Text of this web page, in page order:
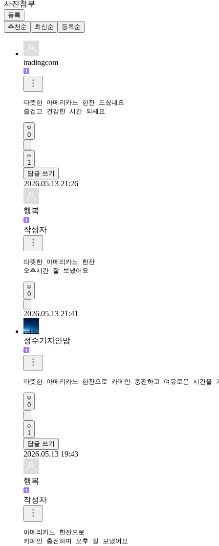
사진첨부
등록
추천순
최신순 등록순
tradingcom
따뜻한 아메리카노 한잔 드셨네요
즐겁고 건강한 시간 되세요
0
1
답글 쓰기
2026.05.13 21:26
행복
작성자
따뜻한 아메리카노 한잔
오후시간 잘 보냈어요
0
2026.05.13 21:41
정수기지안맘
따뜻한 아메리카노 한잔으로 카페인 충전하고 여유로운 시간을
0
1
답글 쓰기
2026.05.13 19:43
행복
작성자
아메리카노 한잔으로
카페인 충전하며 오후 잘 보냈어요